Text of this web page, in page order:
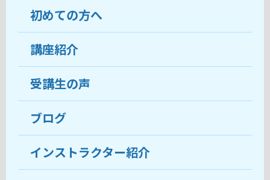
教室について
受講生の声
おすすめ・人気の講座
目的から講座を探す
教室ブログ
初めての方へ
ココがおすすめ
料金
受講までの流れ
よくあるご質問
講座紹介
受講生の声
ブログ
インストラクター紹介